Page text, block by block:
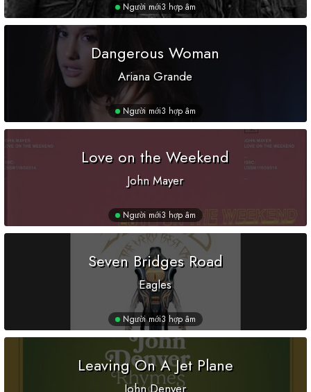
Người mới3 hợp âm
Dangerous Woman
Ariana Grande
Người mới3 hợp âm
Love on the Weekend
John Mayer
Người mới3 hợp âm
Seven Bridges Road
Eagles
Người mới3 hợp âm
Leaving On A Jet Plane